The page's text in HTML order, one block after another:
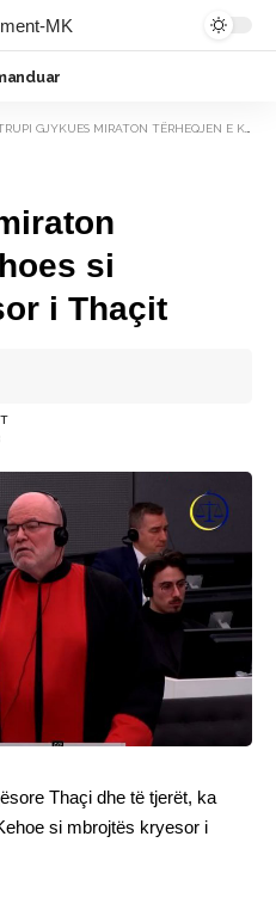
GJYKUES MIRATON TËRHEQJEN E KEHOES SI MBROJTËS KRYESOR I THAÇIT
si
i Thaçit
Thaçi dhe të tjerët, ka
si mbrojtës kryesor i